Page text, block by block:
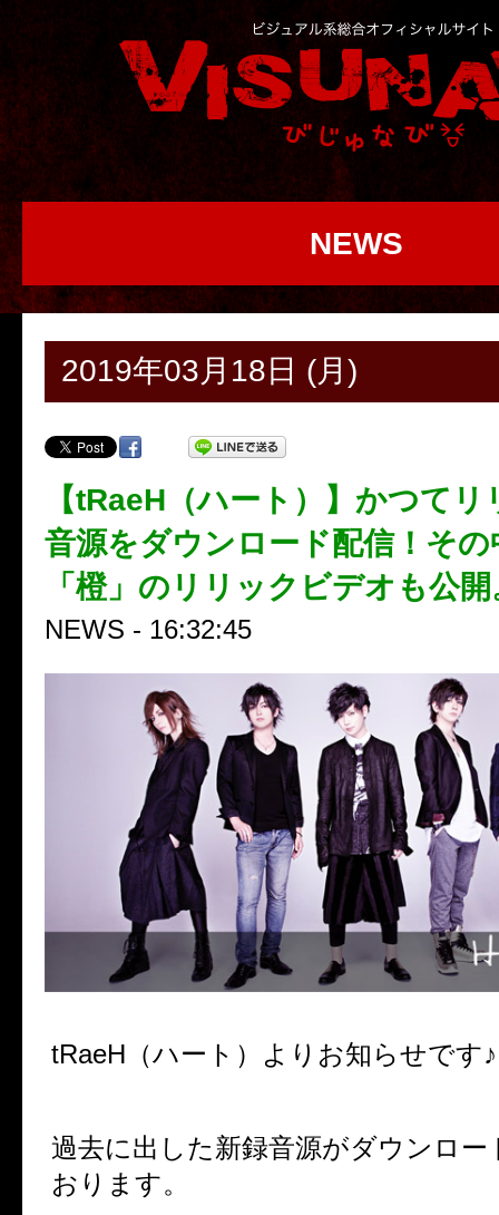
NEWS
2019年03月18日 (月)
【tRaeH（ハート）】かつて
音源をダウンロード配信！その
「橙」のリリックビデオも公開
NEWS - 16:32:45
tRaeH（ハート）よりお知らせです♪
過去に出した新録音源がダウンロー
おります。